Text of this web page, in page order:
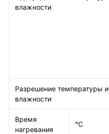
влажности
Разрешение температуры и
влажности
Время
нагревания
℃